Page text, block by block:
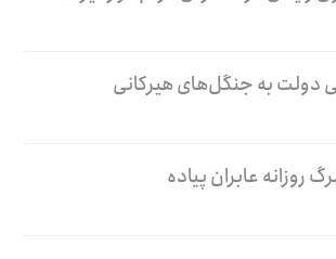
دولت به جنگل‌های هیرکانی
روزانه عابران پیاده